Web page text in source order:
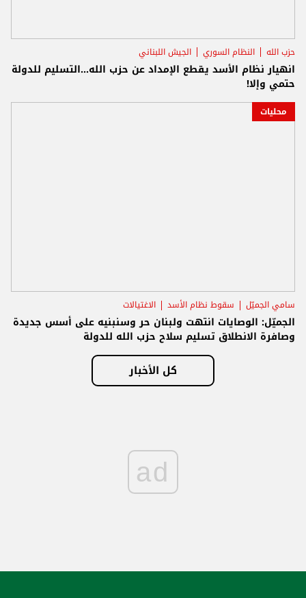
حزب الله النظام السوري الجيش اللبناني
انهيار نظام الأسد يقطع الإمداد عن حزب الله...التسليم للدولة
حتمي وإلا!
محليات
سامي الجميّل سقوط نظام الأسد الاغتيالات
الجميّل: الوصايات انتهت ولبنان حر وسنبنيه على أسس جديدة
وصافرة الانطلاق تسليم سلاح حزب الله للدولة
كل الأخبار
ad